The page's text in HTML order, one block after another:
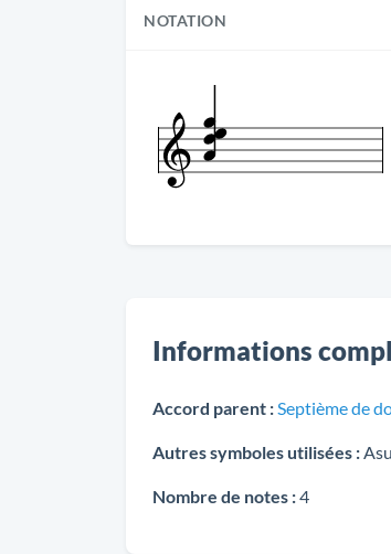
NOTATION
Informations
Accord parent :Septième de
Autres symboles utilisées :
Nombre de notes :4